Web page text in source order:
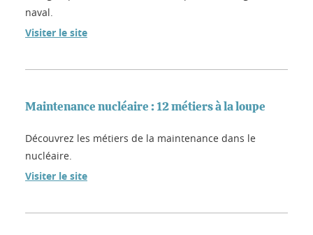
naval.
Visiter le site
Maintenance nucléaire : 12 métiers à la loupe
Découvrez les métiers de la maintenance dans le
nucléaire.
Visiter le site